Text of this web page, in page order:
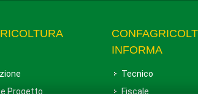
Progetto
INFORMA
Tecnico
Fiscale